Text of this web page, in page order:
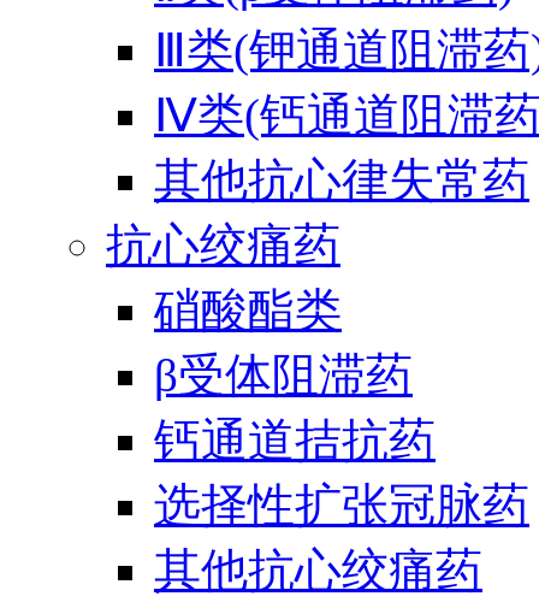
Ⅲ类(钾通道阻滞
Ⅳ类(钙通道阻滞
其他抗心律失常药
抗心绞痛药
硝酸酯类
β受体阻滞药
钙通道拮抗药
选择性扩张冠脉药
其他抗心绞痛药